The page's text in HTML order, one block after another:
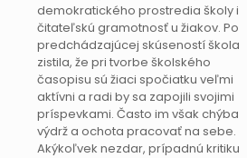
demokratického prostredia školy i
čitateľskú gramotnosť u žiakov. Po
predchádzajúcej skúseností škola
zistila, že pri tvorbe školského
časopisu sú žiaci spočiatku veľmi
aktívni a radi by sa zapojili svojimi
príspevkami. Často im však chýba
výdrž a ochota pracovať na sebe.
Akýkoľvek nezdar, prípadnú kritiku